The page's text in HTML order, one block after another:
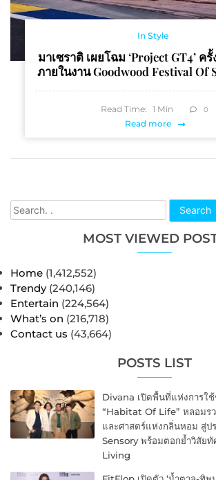
Search
MOST VIEWED
Home (1,412,552)
Trendy (240,146)
Entertain (224,564)
What’s on (216,718)
Contact us (43,664)
POSTS LIST
Divana เปิดพื้นที่แห่งการใ
“Habitat Of Life” หลอมร
และศาสตร์แห่งกลิ่นหอม สู่
Sensory พร้อมตอกย้ำวิสัย
Living
In Style
มาเซราติ เผยโฉม ‘Project GT4’ ค
ภายในงาน Goodwood Festival Of
Read Time: 1 Min 0
Read more